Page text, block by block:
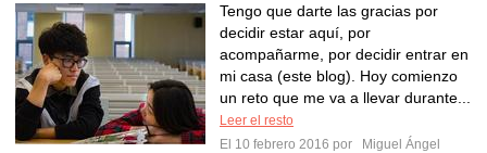
Tengo que darte las gracias por
decidir estar aquí, por
acompañarme, por decidir entrar en
mi casa (este blog). Hoy comienzo
un reto que me va a llevar durante...
Leer el resto
El 10 febrero 2016 por
Miguel Ángel